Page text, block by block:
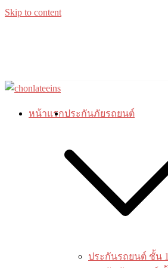
Skip to content
หน้าแรกประกันภัยรถยนต์
ประกันรถยนต์ ชั้น 1